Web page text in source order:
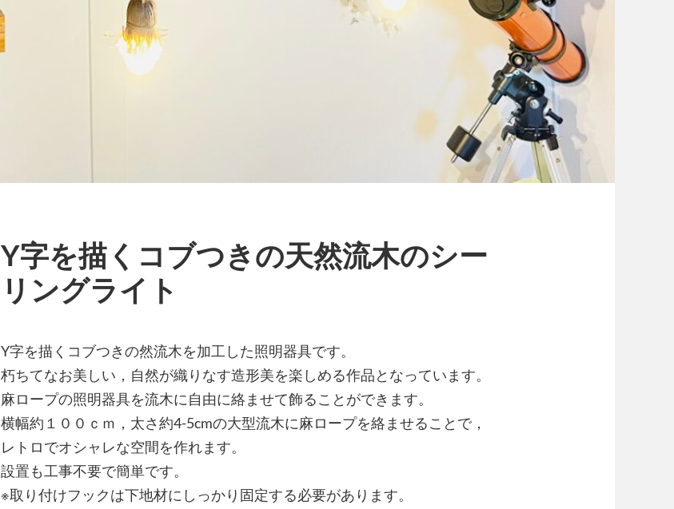
Y字を描くコブつきの天然流木のシー
リングライト
Y字を描くコブつきの然流木を加工した照明器具です。
朽ちてなお美しい，自然が織りなす造形美を楽しめる作品となっています。
麻ロープの照明器具を流木に自由に絡ませて飾ることができます。
横幅約１００ｃｍ，太さ約4-5cmの大型流木に麻ロープを絡ませることで，
レトロでオシャレな空間を作れます。
設置も工事不要で簡単です。
※取り付けフックは下地材にしっかり固定する必要があります。